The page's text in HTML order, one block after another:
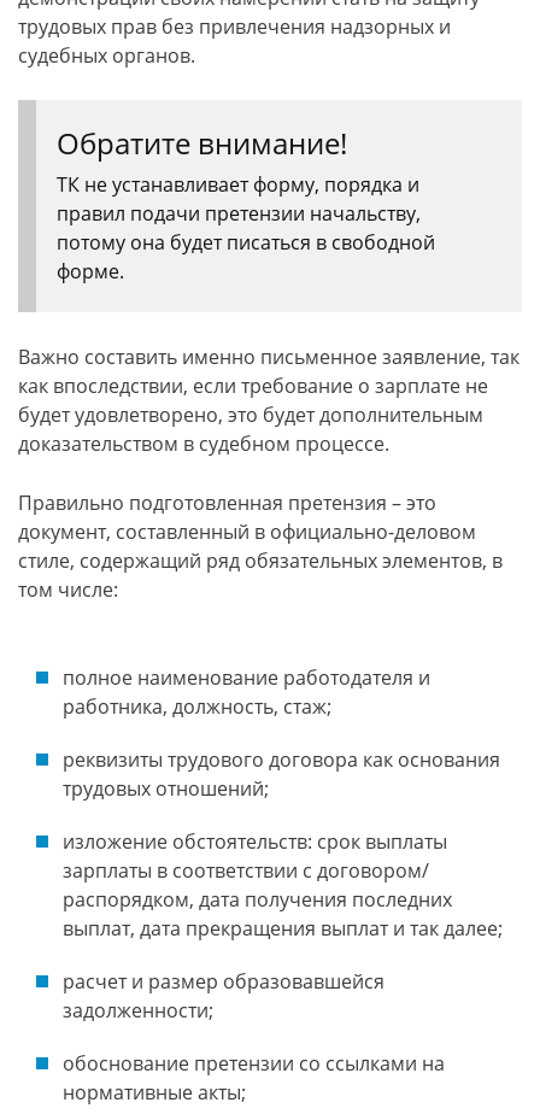
трудовых прав без привлечения надзорных и
судебных органов.
Обратите внимание!
ТК не устанавливает форму, порядка и
правил подачи претензии начальству,
потому она будет писаться в свободной
форме.
Важно составить именно письменное заявление, так
как впоследствии, если требование о зарплате не
будет удовлетворено, это будет дополнительным
доказательством в судебном процессе.
Правильно подготовленная претензия – это
документ, составленный в официально-деловом
стиле, содержащий ряд обязательных элементов, в
том числе:
полное наименование работодателя и
работника, должность, стаж;
реквизиты трудового договора как основания
трудовых отношений;
изложение обстоятельств: срок выплаты
зарплаты в соответствии с договором/
распорядком, дата получения последних
выплат, дата прекращения выплат и так далее;
расчет и размер образовавшейся
задолженности;
обоснование претензии со ссылками на
нормативные акты;